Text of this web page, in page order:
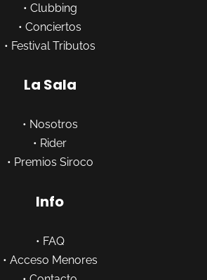
• Clubbing
• Conciertos
• Festival Tributos
La Sala
• Nosotros
• Rider
• Premios Siroco
Info
• FAQ
• Acceso Menores